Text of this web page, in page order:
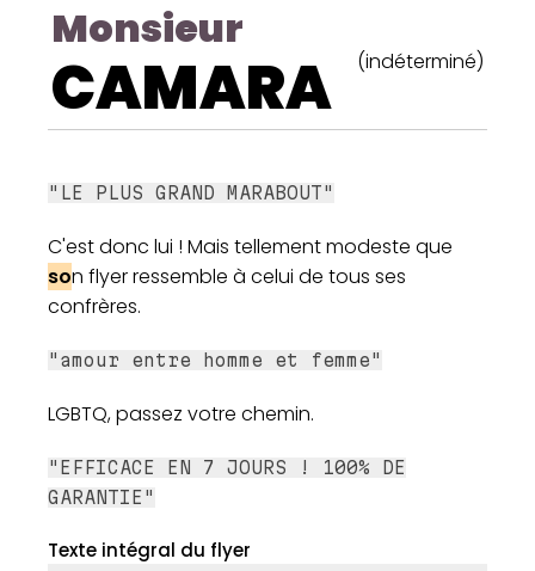
Monsieur
CAMARA (indéterminé)
"LE PLUS GRAND MARABOUT"
C'est donc lui ! Mais tellement modeste que
son flyer ressemble à celui de tous ses
confrères.
"amour entre homme et femme"
LGBTQ, passez votre chemin.
"EFFICACE EN 7 JOURS ! 100% DE
GARANTIE"
Texte intégral du flyer